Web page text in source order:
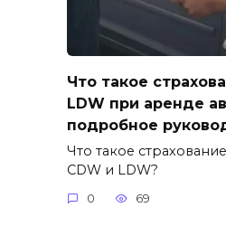
Что такое
LDW при аренде
подробное
Что такое
CDW и LDW?
0 69